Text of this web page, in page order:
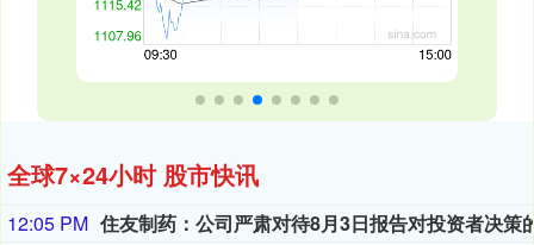
全球7×24小时 股市快讯
12:05 PM